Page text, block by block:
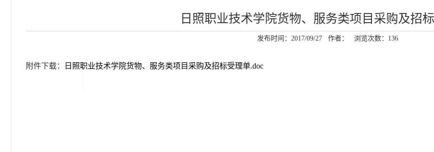
日照职业技术学院货物、服务类项目采购及招
发布时间：2017/09/27 作者： 浏览次数： 136
附件下载： 日照职业技术学院货物、服务类项目采购及招标受理单.doc